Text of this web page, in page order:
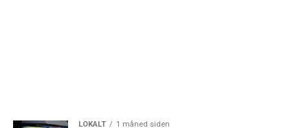
LOKALT 1 måned siden